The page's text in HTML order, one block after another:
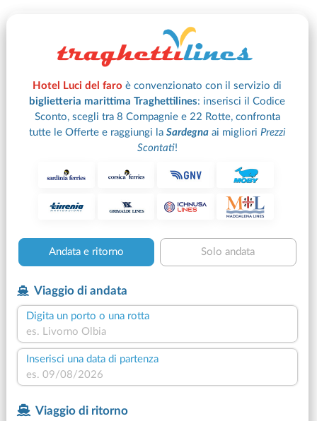
Hotel Luci del faro è convenzionato con il servizio di
biglietteria marittima Traghettilines: inserisci il Codice
Sconto, scegli tra 8 Compagnie e 22 Rotte, confronta
tutte le Offerte e raggiungi laSardegna ai miglioriPrezzi
Scontati!
Andata e ritorno Solo andata
Viaggio di andata
Digita un porto o una rotta
Inserisci una data di partenza
Viaggio di ritorno